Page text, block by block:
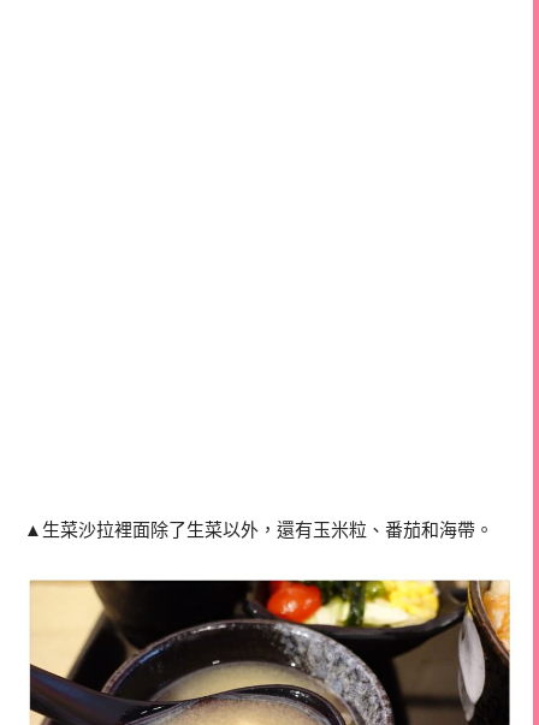
▲生菜沙拉裡面除了生菜以外，還有玉米粒、番茄和海帶。